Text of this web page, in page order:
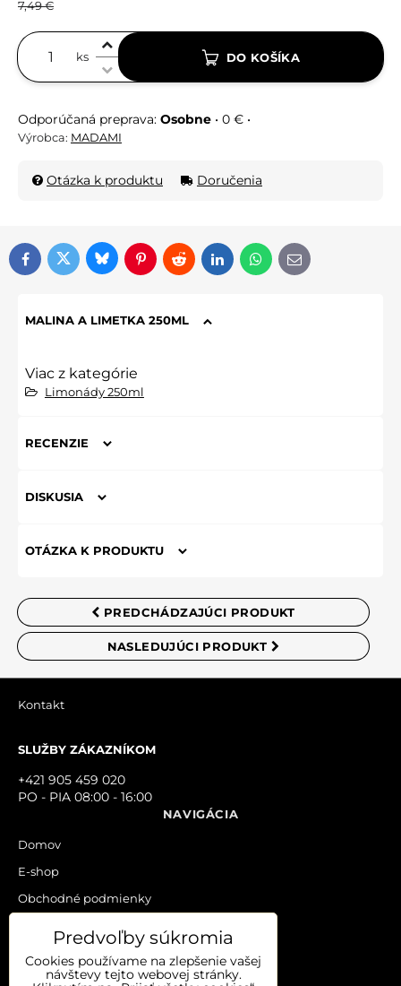
7,49 €
ks DO KOŠÍKA
Osobne• 0 € •
Výrobca: MADAMI
Otázka k produktu Doručenia
FacebookTwitterBlueskyPinterestRedditLinkedInWhatsApp
E-mail
MALINA A LIMETKA 250ML
Viac z kategórie
Limonády 250ml
RECENZIE
DISKUSIA
Zatiaľ nie sú žiadne komentáre! Buďte prvý!
OTÁZKA K PRODUKTU
MENO
VÁŠ E-MAIL
PREDCHÁDZAJÚCI PRODUKT
NASLEDUJÚCI PRODUKT
Kontakt
SLUŽBY ZÁKAZNÍKOM
+421 905 459 020
PO - PIA 08:00 - 16:00
NAVIGÁCIA
Domov
E-shop
Obchodné podmienky
Ovocie vo fľaši.sk
ovocievoflasi.sk@gmail.com
Predvoľby súkromia
Cookies používame na zlepšenie vašej
návštevy tejto webovej stránky.